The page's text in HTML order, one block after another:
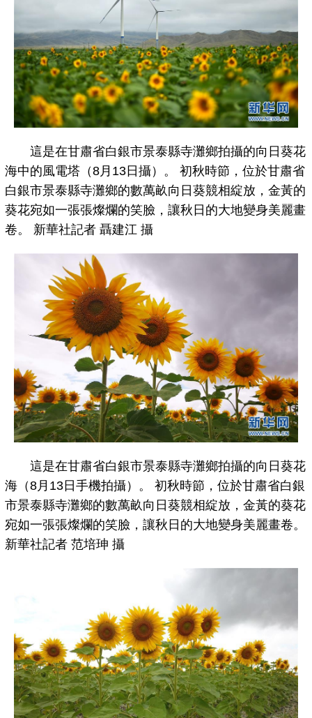
這是在甘肅省白銀市景泰縣寺灘鄉拍攝的向日葵花
海中的風電塔（8月13日攝）。 初秋時節，位於甘肅省
白銀市景泰縣寺灘鄉的數萬畝向日葵競相綻放，金黃的
葵花宛如一張張燦爛的笑臉，讓秋日的大地變身美麗畫
卷。 新華社記者 聶建江 攝
這是在甘肅省白銀市景泰縣寺灘鄉拍攝的向日葵花
海（8月13日手機拍攝）。 初秋時節，位於甘肅省白銀
市景泰縣寺灘鄉的數萬畝向日葵競相綻放，金黃的葵花
宛如一張張燦爛的笑臉，讓秋日的大地變身美麗畫卷。
新華社記者 范培珅 攝